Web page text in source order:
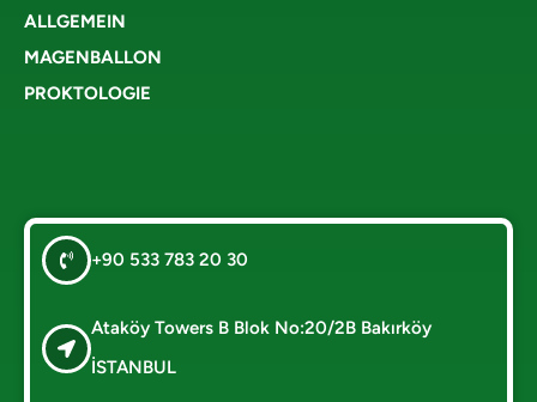
ALLGEMEIN
MAGENBALLON
PROKTOLOGIE
+90 533 783 20 30
Ataköy Towers B Blok No:20/2B Bakırköy
İSTANBUL